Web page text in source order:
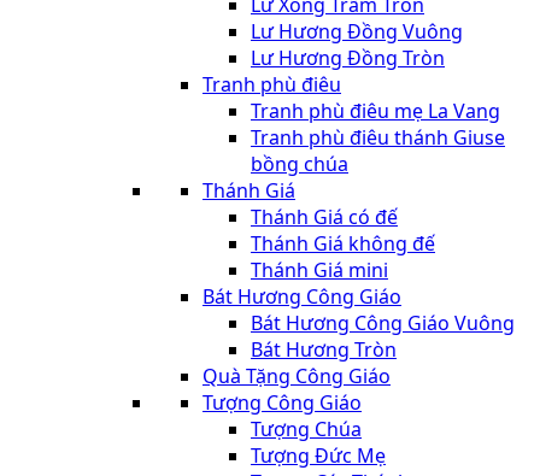
Lư Hương Đồng Vuông
Lư Hương Đồng Tròn
Tranh phù điêu
Tranh phù điêu mẹ La Vang
Tranh phù điêu thánh Giuse
bồng chúa
Thánh Giá
Thánh Giá có đế
Thánh Giá không đế
Thánh Giá mini
Bát Hương Công Giáo
Bát Hương Công Giáo Vuông
Bát Hương Tròn
Quà Tặng Công Giáo
Tượng Công Giáo
Tượng Chúa
Tượng Đức Mẹ